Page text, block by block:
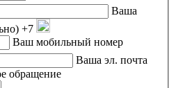
Ваша
+7
Ваш мобильный номер
Ваша эл. почта
обращение